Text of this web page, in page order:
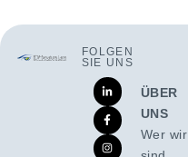
FOLGEN
SIE UNS
ÜBER
UNS
Wer wir